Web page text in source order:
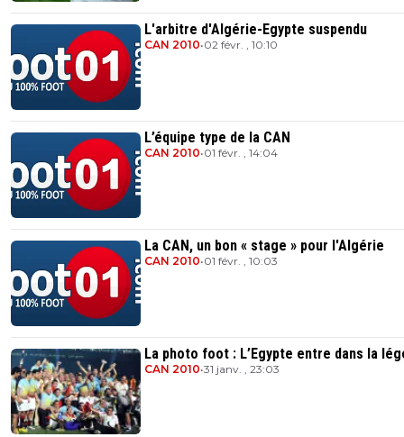
L'arbitre d'Algérie-Egypte suspendu
CAN 2010•02 févr. , 10:10
L’équipe type de la CAN
CAN 2010•01 févr. , 14:04
La CAN, un bon « stage » pour l'Algérie
CAN 2010•01 févr. , 10:03
La photo foot : L’Egypte entre dans la
CAN 2010•31 janv. , 23:03